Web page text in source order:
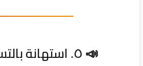
📣 ٥. استهانة بالتسويق